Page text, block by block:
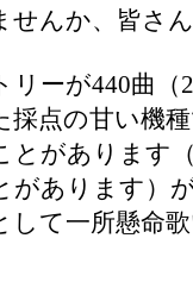
せんか、皆さ
ーが440曲（
採点の甘い機
とがあります
があります）
して一所懸命